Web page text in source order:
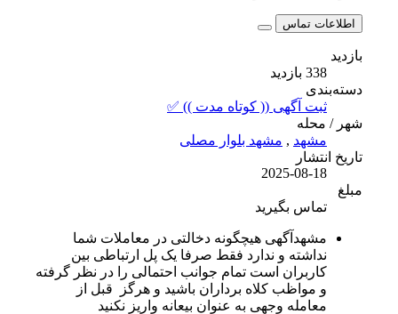
اطلاعات تماس
بازدید
338 بازدید
دسته‌بندی
ثبت آگهی (( کوتاه مدت )) ✅
شهر / محله
مشهد , مشهد بلوار مصلی
تاریخ انتشار
2025-08-18
مبلغ
تماس بگیرید
مشهدآگهی هیچگونه دخالتی در معاملات شما
نداشته و ندارد فقط صرفا یک پل ارتباطی بین
کاربران است تمام جوانب احتمالی را در نظر گرفته
و مواظب کلاه برداران باشید و هرگز قبل از
معامله وجهی به عنوان بیعانه واریز نکنید